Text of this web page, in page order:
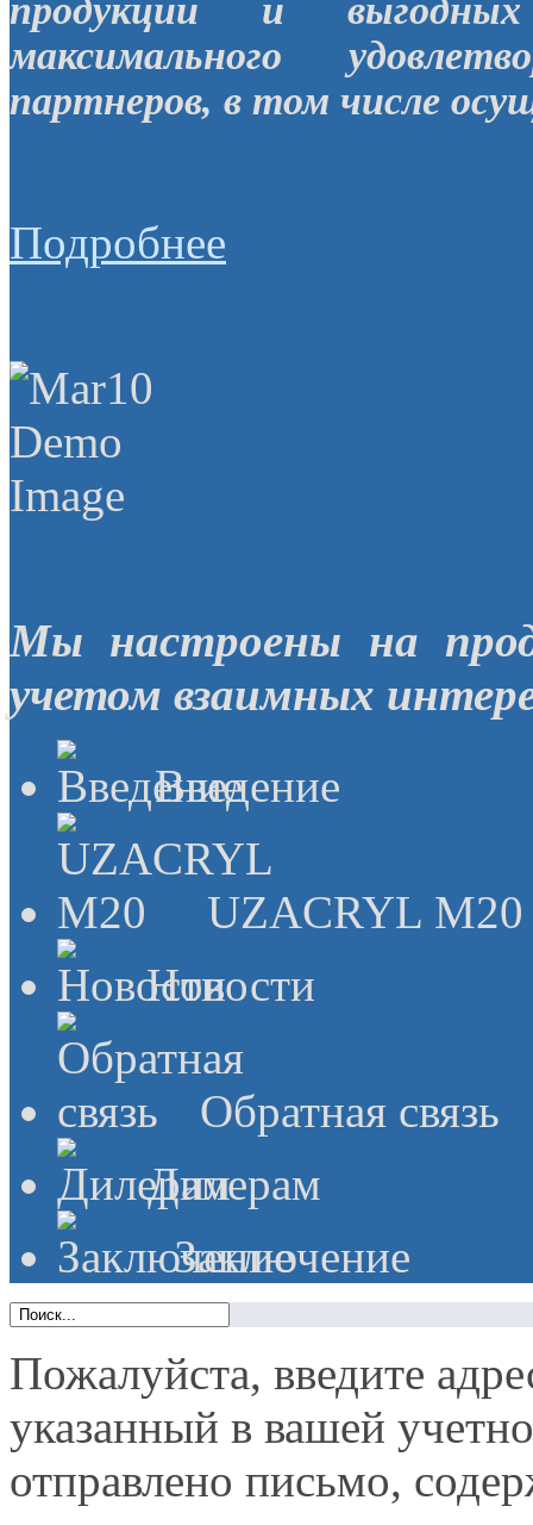
продукции и
максимального
партнеров, в том числе
Подробнее
Мы настроены на
учетом взаимных
Введение
UZACRYL M20
Новости
Обратная связь
Дилерам
Заключение
Пожалуйста, введите
указанный в вашей
отправлено письмо,